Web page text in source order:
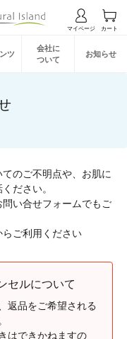
ツ
会社に
ついて
お知らせ
のご不明点や、お肌に
ださい。
い合せフォームでもご
ご利用ください
セルについて
返品をご希望される
はできかねますの